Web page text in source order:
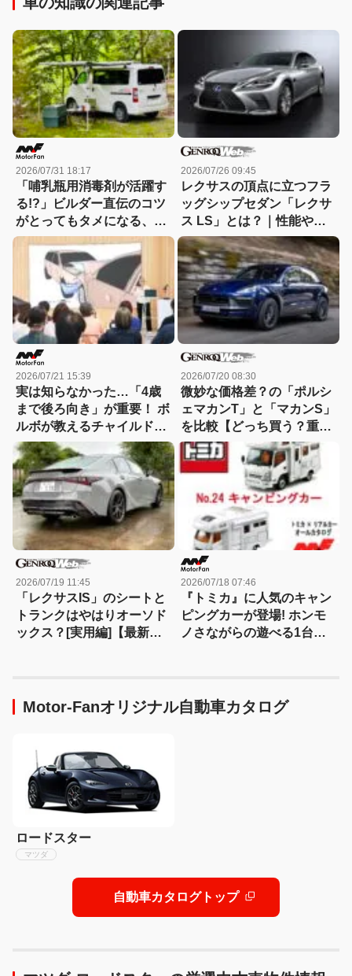
2026/07/31 18:17
「哺乳瓶用消毒剤が活躍す
る!?」ビルダー直伝のコツ
がとってもタメになる、キ
ャンピングカーのお手入れ
2026/07/26 09:45
レクサスの頂点に立つフラ
ッグシップセダン「レクサ
ス LS」とは？｜性能や特
徴、新車・中古車価格
2026/07/21 15:39
実は知らなかった…「4歳
まで後ろ向き」が重要！ ボ
ルボが教えるチャイルドシ
ートの正しい使い方
2026/07/20 08:30
微妙な価格差？の「ポルシ
ェマカンT」と「マカンS」
を比較【どっち買う？重箱
の隅ツツキ隊：09】
2026/07/19 11:45
「レクサスIS」のシートと
トランクはやはりオーソド
ックス？[実用編]【最新モ
2026/07/18 07:46
『トミカ』に人気のキャン
ピングカーが登場! ホンモ
ノさながらの遊べる1台、
Motor-Fanオリジナル自動車カタログ
ロードスター
マツダ
自動車カタログトップ